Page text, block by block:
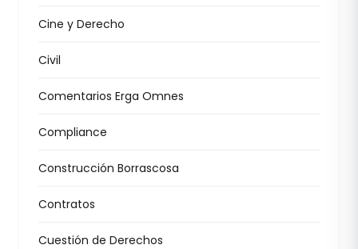
Cine y Derecho
Civil
Comentarios Erga Omnes
Compliance
Construcción Borrascosa
Contratos
Cuestión de Derechos